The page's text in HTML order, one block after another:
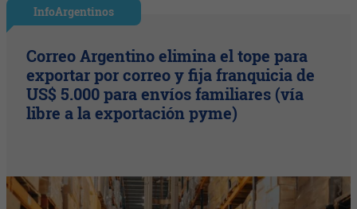
InfoArgentinos
Correo Argentino elimina el tope para
exportar por correo y fija franquicia de
US$ 5.000 para envíos familiares (vía
libre a la exportación pyme)